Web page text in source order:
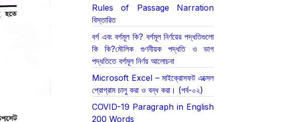
Rules of Passage Narration
বিস্তারিত
বর্গ এবং বর্গমূল কি? বর্গমূল নির্ণয়ের পদ্ধতিগুলো
কি কি?মৌলিক গুণনীয়ক পদ্ধতি ও ভাগ
পদ্ধতিতে বর্গমূল নির্ণয় আলোচনা
Microsoft Excel – মাইক্রোসফট এক্সেল
প্রোগ্রাম চালু করা ও বন্ধ করা। (পর্ব-০২)
COVID-19 Paragraph in English
200 Words